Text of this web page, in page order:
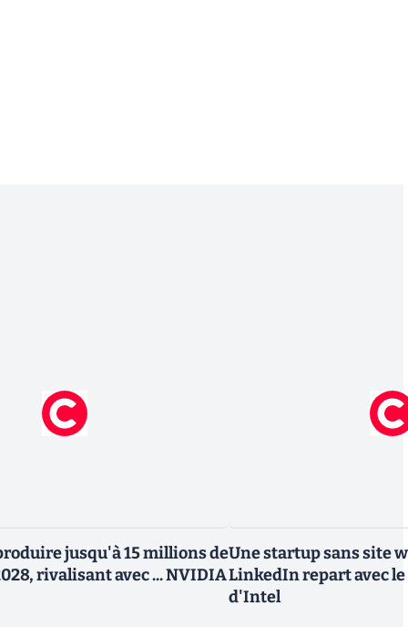
jusqu'à 15 millions de
rivalisant avec ... NVIDIA
Une startup sans site
LinkedIn repart avec le
d'Intel